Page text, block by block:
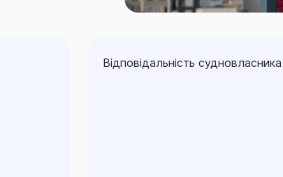
Відповідальність судновласника